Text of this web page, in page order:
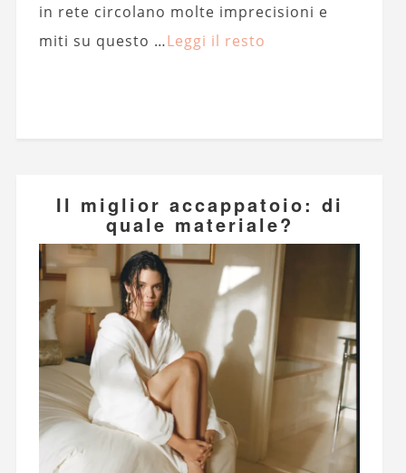
in rete circolano molte imprecisioni e
miti su questo …Leggi il resto
Il miglior accappatoio: di
quale materiale?